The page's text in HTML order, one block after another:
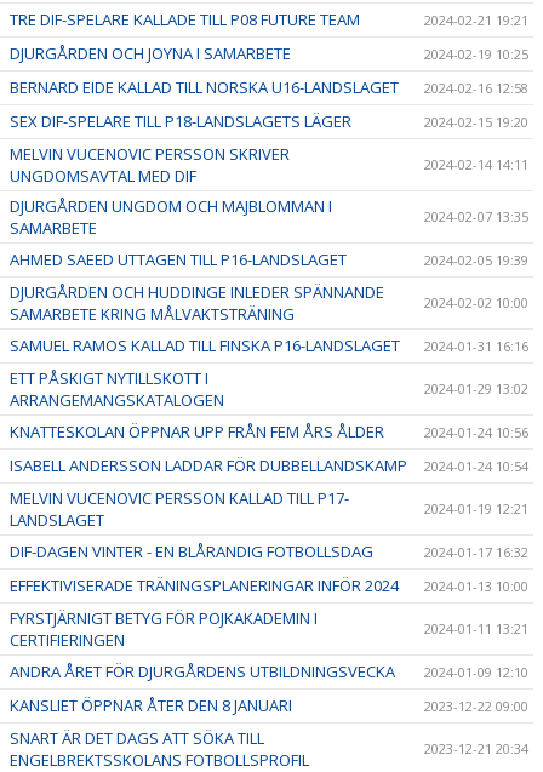
TRE DIF-SPELARE KALLADE TILL P08 FUTURE TEAM 2024-02-21 19:21
DJURGÅRDEN OCH JOYNA I SAMARBETE 2024-02-19 10:25
BERNARD EIDE KALLAD TILL NORSKA U16-LANDSLAGET 2024-02-16 12:58
SEX DIF-SPELARE TILL P18-LANDSLAGETS LÄGER 2024-02-15 19:20
MELVIN VUCENOVIC PERSSON SKRIVER
UNGDOMSAVTAL MED DIF
2024-02-14 14:11
DJURGÅRDEN UNGDOM OCH MAJBLOMMAN I
SAMARBETE
2024-02-07 13:35
AHMED SAEED UTTAGEN TILL P16-LANDSLAGET 2024-02-05 19:39
DJURGÅRDEN OCH HUDDINGE INLEDER SPÄNNANDE
SAMARBETE KRING MÅLVAKTSTRÄNING
2024-02-02 10:00
SAMUEL RAMOS KALLAD TILL FINSKA P16-LANDSLAGET 2024-01-31 16:16
ETT PÅSKIGT NYTILLSKOTT I
ARRANGEMANGSKATALOGEN
2024-01-29 13:02
KNATTESKOLAN ÖPPNAR UPP FRÅN FEM ÅRS ÅLDER 2024-01-24 10:56
ISABELL ANDERSSON LADDAR FÖR DUBBELLANDSKAMP 2024-01-24 10:54
MELVIN VUCENOVIC PERSSON KALLAD TILL P17-
LANDSLAGET
2024-01-19 12:21
DIF-DAGEN VINTER - EN BLÅRANDIG FOTBOLLSDAG 2024-01-17 16:32
EFFEKTIVISERADE TRÄNINGSPLANERINGAR INFÖR 2024 2024-01-13 10:00
FYRSTJÄRNIGT BETYG FÖR POJKAKADEMIN I
CERTIFIERINGEN
2024-01-11 13:21
ANDRA ÅRET FÖR DJURGÅRDENS UTBILDNINGSVECKA 2024-01-09 12:10
KANSLIET ÖPPNAR ÅTER DEN 8 JANUARI 2023-12-22 09:00
SNART ÄR DET DAGS ATT SÖKA TILL
ENGELBREKTSSKOLANS FOTBOLLSPROFIL
2023-12-21 20:34